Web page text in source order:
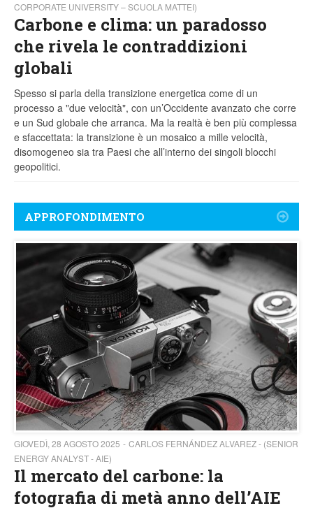
CORPORATE UNIVERSITY – SCUOLA MATTEI)
Carbone e clima: un paradosso
che rivela le contraddizioni
globali
Spesso si parla della transizione energetica come di un
processo a "due velocità", con un’Occidente avanzato che corre
e un Sud globale che arranca. Ma la realtà è ben più complessa
e sfaccettata: la transizione è un mosaico a mille velocità,
disomogeneo sia tra Paesi che all’interno dei singoli blocchi
geopolitici.
APPROFONDIMENTO
GIOVEDÌ, 28 AGOSTO 2025
CARLOS FERNÁNDEZ ALVAREZ - (SENIOR
ENERGY ANALYST - AIE)
Il mercato del carbone: la
fotografia di metà anno dell’AIE